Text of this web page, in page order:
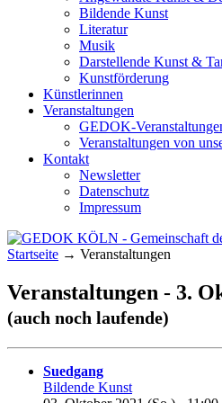
Bildende Kunst
Literatur
Musik
Darstellende Kunst &
Kunstförderung
Künstlerinnen
Veranstaltungen
GEDOK-
Veranstaltungen von
Kontakt
Newsletter
Datenschutz
Impressum
GEDOK KÖLN
Gemeinschaft der
Startseite → Veranstaltungen
Veranstaltungen - 3.
(auch noch laufende)
Suedgang
Bildende Kunst